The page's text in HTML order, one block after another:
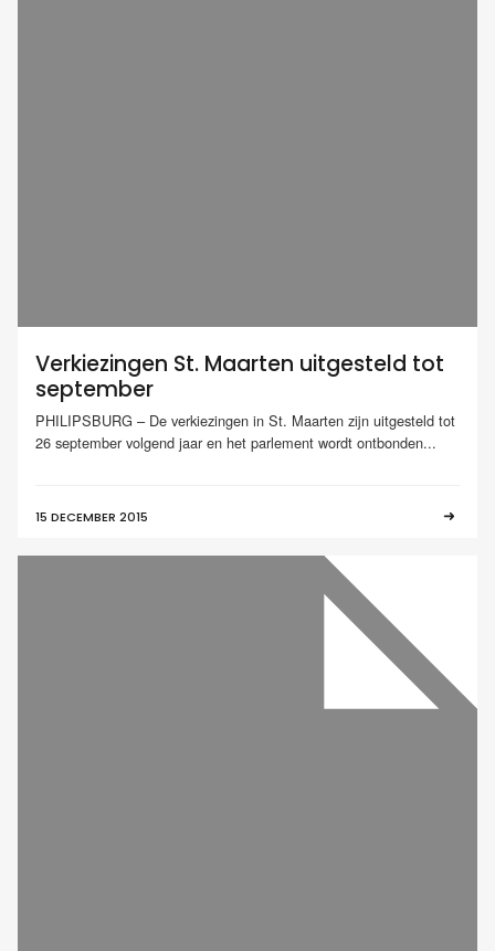
Verkiezingen St. Maarten uitgesteld tot
september
PHILIPSBURG – De verkiezingen in St. Maarten zijn uitgesteld tot
26 september volgend jaar en het parlement wordt ontbonden...
15 DECEMBER 2015